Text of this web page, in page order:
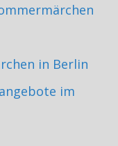
in Berlin
im